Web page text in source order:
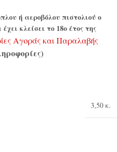
ή αεροβόλου πιστολιού ο
κλείσει το 18ο έτος της
Αγοράς και Παραλαβής
3,50 κ.